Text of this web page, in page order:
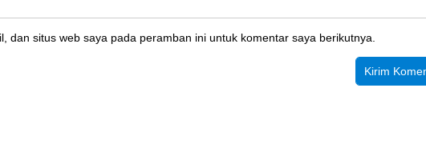
dan situs web saya pada peramban ini untuk komentar saya berikutnya.